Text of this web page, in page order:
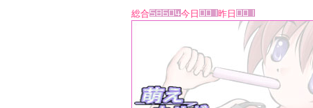
総合 今日 昨日